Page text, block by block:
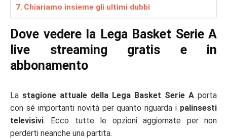
Chiariamo insieme gli ultimi dubbi
Dove vedere la Lega Basket Serie A
live streaming gratis e in
abbonamento
La stagione attuale della Lega Basket Serie A porta
con sé importanti novità per quanto riguarda i palinsesti
televisivi. Ecco tutte le opzioni aggiornate per non
perderti neanche una partita.